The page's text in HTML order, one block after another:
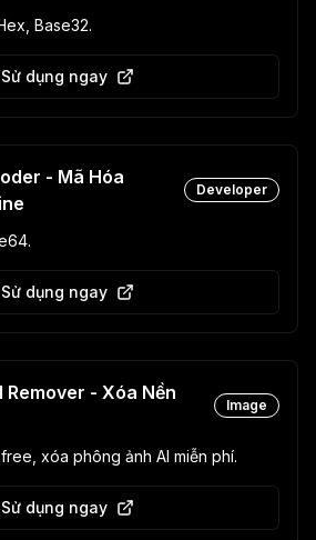
Base32.
Sử dụng ngay
- Mã Hóa
Developer
Sử dụng ngay
- Xóa Nền
Image
xóa phông ảnh AI miễn phí.
Sử dụng ngay